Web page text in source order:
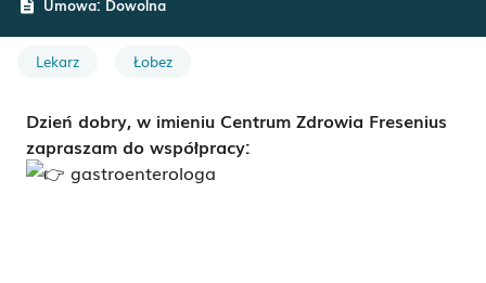
description Umowa: Dowolna
Lekarz Łobez
Dzień dobry, w imieniu Centrum Zdrowia Fresenius
zapraszam do współpracy:
gastroenterologa